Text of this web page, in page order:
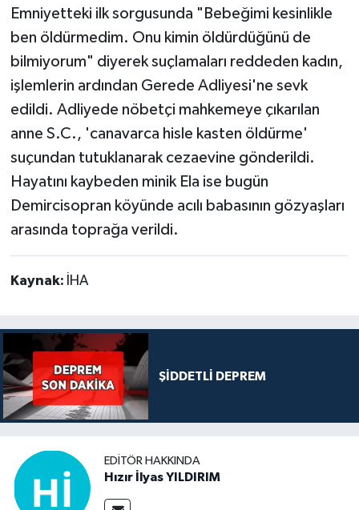
Emniyetteki ilk sorgusunda "Bebeğimi kesinlikle
ben öldürmedim. Onu kimin öldürdüğünü de
bilmiyorum" diyerek suçlamaları reddeden kadın,
işlemlerin ardından Gerede Adliyesi'ne sevk
edildi. Adliyede nöbetçi mahkemeye çıkarılan
anne S.C., 'canavarca hisle kasten öldürme'
suçundan tutuklanarak cezaevine gönderildi.
Hayatını kaybeden minik Ela ise bugün
Demircisopran köyünde acılı babasının gözyaşları
arasında toprağa verildi.
Kaynak: İHA
ŞİDDETLİ DEPREM
EDITÖR HAKKINDA
Hızır İlyas YILDIRIM